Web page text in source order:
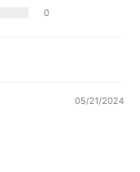
0
05/21/2024